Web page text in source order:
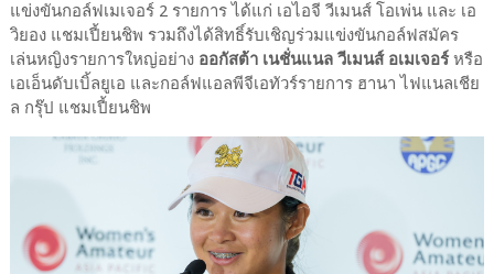
แข่งขันกอล์ฟเมเจอร์ 2 รายการ ได้แก่ เอไอจี วีเมนส์ โอเพ่น และ เอ
วิยอง แชมเปี้ยนชิพ รวมถึงได้สิทธิ์รับเชิญร่วมแข่งขันกอล์ฟสมัคร
เล่นหญิงรายการใหญ่อย่าง ออกัสต้า เนชั่นแนล วีเมนส์ อเมเจอร์หรือ
เอเอ็นดับเบิ้ลยูเอ และกอล์ฟแอลพีจีเอทัวร์รายการ ฮานา ไฟแนลเชีย
ล กรุ๊ป แชมเปี้ยนชิพ